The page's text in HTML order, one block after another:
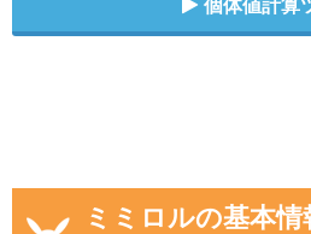
個体値計算
ミミロルの基本情